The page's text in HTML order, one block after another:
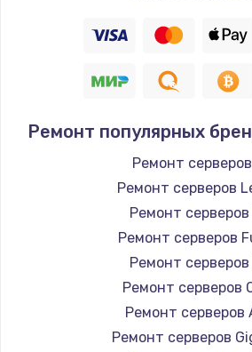
Настройка ОС
Заказать
Чистка от
1060 руб.
Заказать
Замена южного
2750 руб.
Заказать
Замена контроллера
Ремонт популярных
Ремонт
Ремонт серверов
Ремонт серверов
Ремонт серверов
Ремонт серверов
Ремонт серверов
Ремонт серверов
Ремонт серверов